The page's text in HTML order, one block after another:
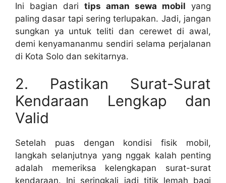
Ini bagian dari tips aman sewa mobil yang
paling dasar tapi sering terlupakan. Jadi, jangan
sungkan ya untuk teliti dan cerewet di awal,
demi kenyamananmu sendiri selama perjalanan
di Kota Solo dan sekitarnya.
2. Pastikan Surat-Surat
Kendaraan Lengkap dan
Valid
Setelah puas dengan kondisi fisik mobil,
langkah selanjutnya yang nggak kalah penting
adalah memeriksa kelengkapan surat-surat
kendaraan. Ini seringkali jadi titik lemah bagi